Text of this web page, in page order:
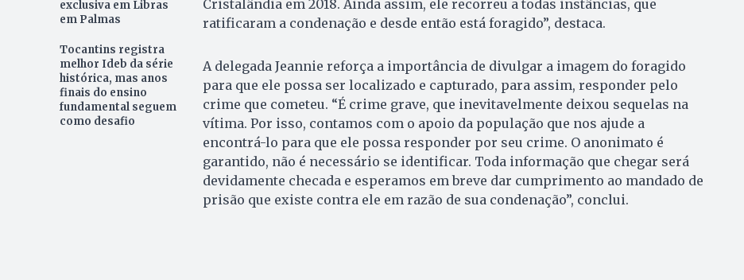
exclusiva em Libras
em Palmas
Tocantins registra
melhor Ideb da série
histórica, mas anos
finais do ensino
fundamental seguem
como desafio
Cristalândia em 2018. Ainda assim, ele recorreu a todas instâncias, que
ratificaram a condenação e desde então está foragido”, destaca.
A delegada Jeannie reforça a importância de divulgar a imagem do foragido
para que ele possa ser localizado e capturado, para assim, responder pelo
crime que cometeu. “É crime grave, que inevitavelmente deixou sequelas na
vítima. Por isso, contamos com o apoio da população que nos ajude a
encontrá-lo para que ele possa responder por seu crime. O anonimato é
garantido, não é necessário se identificar. Toda informação que chegar será
devidamente checada e esperamos em breve dar cumprimento ao mandado de
prisão que existe contra ele em razão de sua condenação”, conclui.